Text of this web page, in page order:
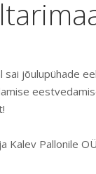
jõulupühade
Kalev Pallonile